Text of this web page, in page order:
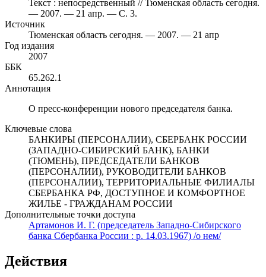
Текст : непосредственный // Тюменская область сегодня.
— 2007. — 21 апр. — С. 3.
Источник
Тюменская область сегодня. — 2007. — 21 апр
Год издания
2007
ББК
65.262.1
Аннотация
О пресс-конференции нового председателя банка.
Ключевые слова
БАНКИРЫ (ПЕРСОНАЛИИ), СБЕРБАНК РОССИИ
(ЗАПАДНО-СИБИРСКИЙ БАНК), БАНКИ
(ТЮМЕНЬ), ПРЕДСЕДАТЕЛИ БАНКОВ
(ПЕРСОНАЛИИ), РУКОВОДИТЕЛИ БАНКОВ
(ПЕРСОНАЛИИ), ТЕРРИТОРИАЛЬНЫЕ ФИЛИАЛЫ
СБЕРБАНКА РФ, ДОСТУПНОЕ И КОМФОРТНОЕ
ЖИЛЬЕ - ГРАЖДАНАМ РОССИИ
Дополнительные точки доступа
Артамонов И. Г. (председатель Западно-Сибирского
банка Сбербанка России : р. 14.03.1967) /о нем/
Действия